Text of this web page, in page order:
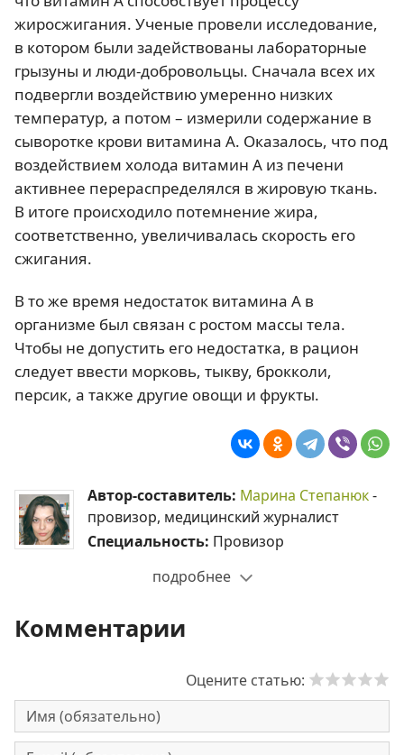
жиросжигания. Ученые провели исследование,
в котором были задействованы лабораторные
грызуны и люди-добровольцы. Сначала всех их
подвергли воздействию умеренно низких
температур, а потом – измерили содержание в
сыворотке крови витамина A. Оказалось, что под
воздействием холода витамин А из печени
активнее перераспределялся в жировую ткань.
В итоге происходило потемнение жира,
соответственно, увеличивалась скорость его
сжигания.
В то же время недостаток витамина А в
организме был связан с ростом массы тела.
Чтобы не допустить его недостатка, в рацион
следует ввести морковь, тыкву, брокколи,
персик, а также другие овощи и фрукты.
Автор-составитель: Марина Степанюк-
провизор, медицинский журналист
Специальность: Провизор
подробнее
Комментарии
Оцените статью: